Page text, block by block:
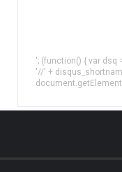
'; (function() { var dsq
'//' +